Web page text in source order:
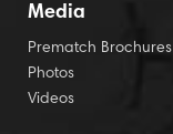
Media
Prematch Brochures
Photos
Videos